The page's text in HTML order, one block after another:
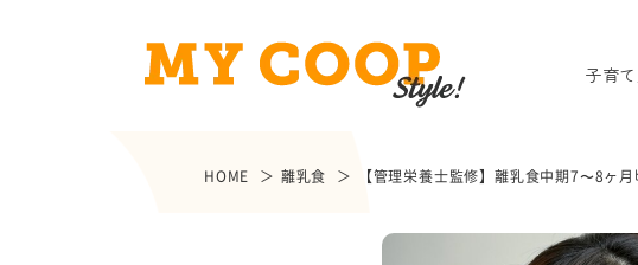
子育
HOME 離乳食 【管理栄養士監修】離乳食中期7〜8ヶ